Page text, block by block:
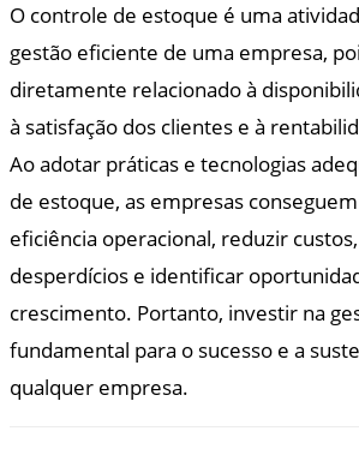
O controle de estoque é uma
gestão eficiente de uma empresa,
diretamente relacionado à
à satisfação dos clientes e à
Ao adotar práticas e tecnologias
de estoque, as empresas
eficiência operacional, reduzir
desperdícios e identificar
crescimento. Portanto, investir na
fundamental para o sucesso e a
qualquer empresa.